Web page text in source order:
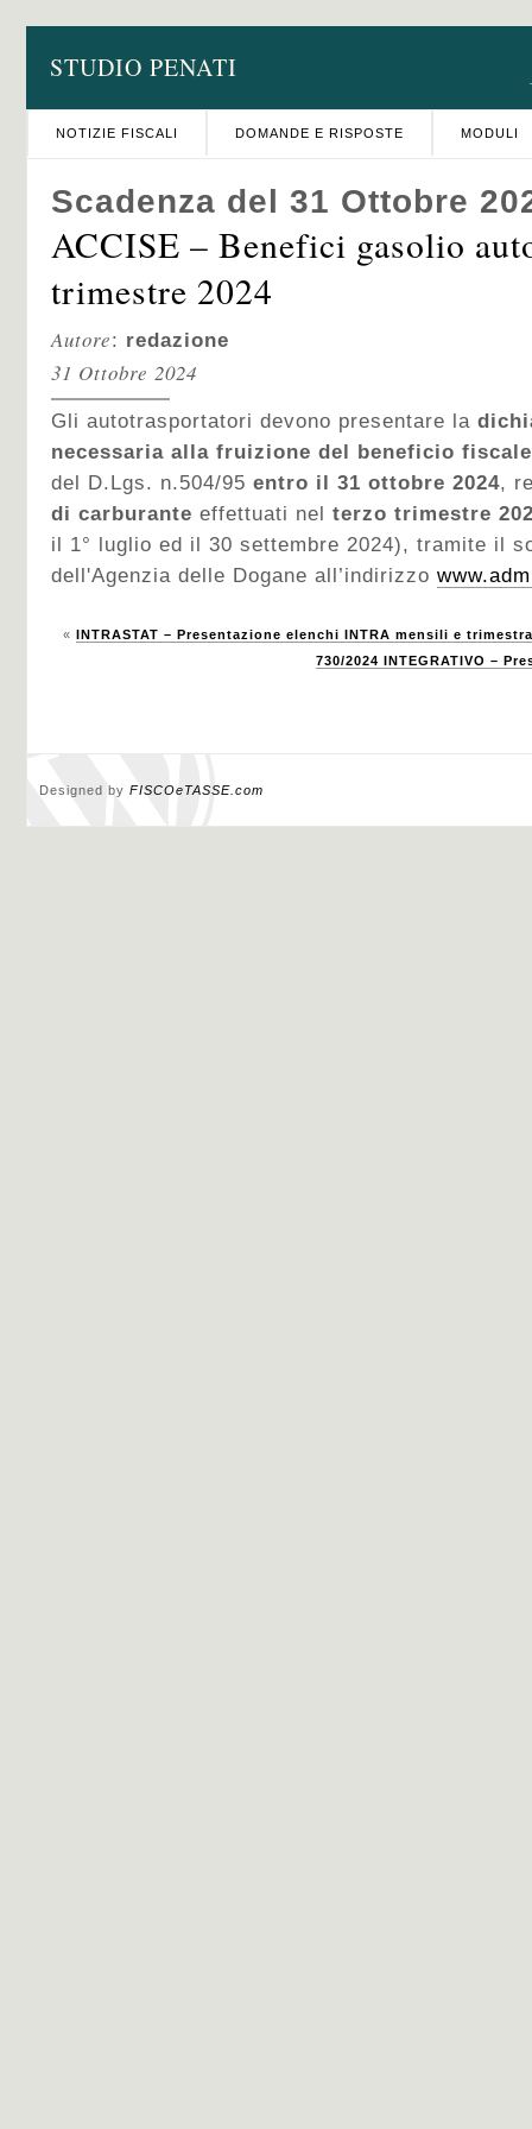
STUDIO PENATI
NOTIZIE FISCALI DOMANDE E RISPOSTE MODULI
Scadenza del 31 Ottobre
ACCISE – Benefici gasolio
trimestre 2024
Autore: redazione
31 Ottobre 2024
Gli autotrasportatori devono presentare la
necessaria alla fruizione del beneficio fiscale
del D.Lgs. n.504/95 entro il 31 ottobre 2024,
di carburante effettuati nel terzo trimestre
il 1° luglio ed il 30 settembre 2024), tramite il
dell'Agenzia delle Dogane all’indirizzo
« INTRASTAT – Presentazione elenchi INTRA mensili e
730/2024 INTEGRATIVO –
Designed by FISCOeTASSE.com